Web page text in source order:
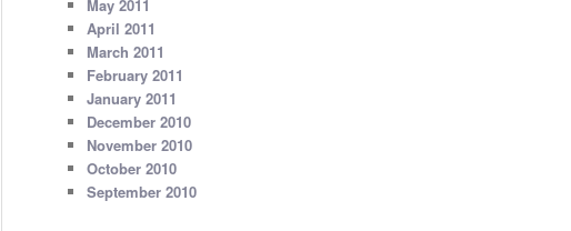
May 2011
April 2011
March 2011
February 2011
January 2011
December 2010
November 2010
October 2010
September 2010